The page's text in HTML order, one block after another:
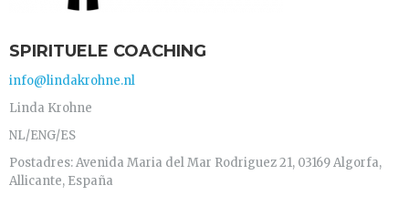
SPIRITUELE COACHING
info@lindakrohne.nl
Linda Krohne
NL/ENG/ES
Postadres: Avenida Maria del Mar Rodriguez 21, 03169 Algorfa,
Allicante, España